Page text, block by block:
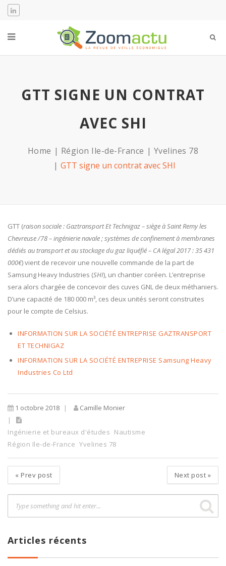
GTT SIGNE UN CONTRAT
AVEC SHI
Home Région Ile-de-France
Yvelines 78
GTT signe un contrat avec SHI
GTT (raison sociale : Gaztransport Et Technigaz –siège à Saint Remy les
Chevreuse /78 – ingénierie navale ; systèmes de confinement à membranes
dédiés au transport et au stockage du gaz liquéfié – CA légal 2017 : 35 431
000€) vient de recevoir une nouvelle commande de la part de
Samsung Heavy Industries (SHI), un chantier coréen. L’entreprise
sera alors chargée de concevoir des cuves GNL de deux méthaniers.
D’une capacité de 180 000 m³, ces deux unités seront construites
pour le compte de Celsius.
INFORMATION SUR LA SOCIÉTÉ ENTREPRISE GAZTRANSPORT
ET TECHNIGAZ
INFORMATION SUR LA SOCIÉTÉ ENTREPRISE Samsung Heavy
Industries Co Ltd
1 octobre 2018 Camille Monier
Ingénierie et bureaux d'études Nautisme
Région Ile-de-France Yvelines 78
« Prev post Next post »
Articles récents